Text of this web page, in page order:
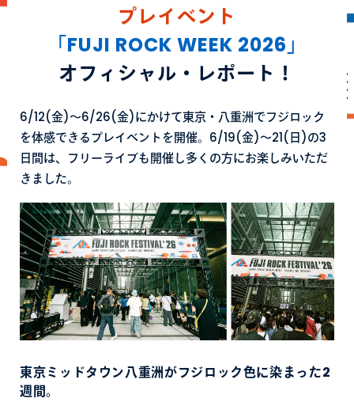
プレイベント
「FUJI ROCK WEEK 2026」
オフィシャル・レポート！
6/12(金)～6/26(金)にかけて東京・八重洲でフジロック
を体感できるプレイベントを開催。6/19(金)～21(日)の3
日間は、フリーライブも開催し多くの方にお楽しみいただ
きました。
東京ミッドタウン八重洲がフジロック色に染まった2
週間。